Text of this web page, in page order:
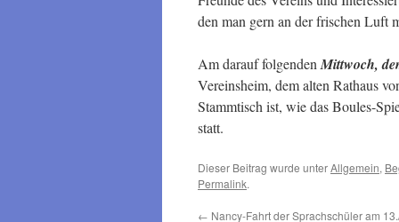
den man gern an der frischen Luft
Am darauf folgenden Mittwoch,
Vereinsheim, dem alten Rathaus
Stammtisch ist, wie das Boules-
statt.
Dieser Beitrag wurde unterAllgemein,
Permalink.
← Nancy-Fahrt der Sprachschüler am